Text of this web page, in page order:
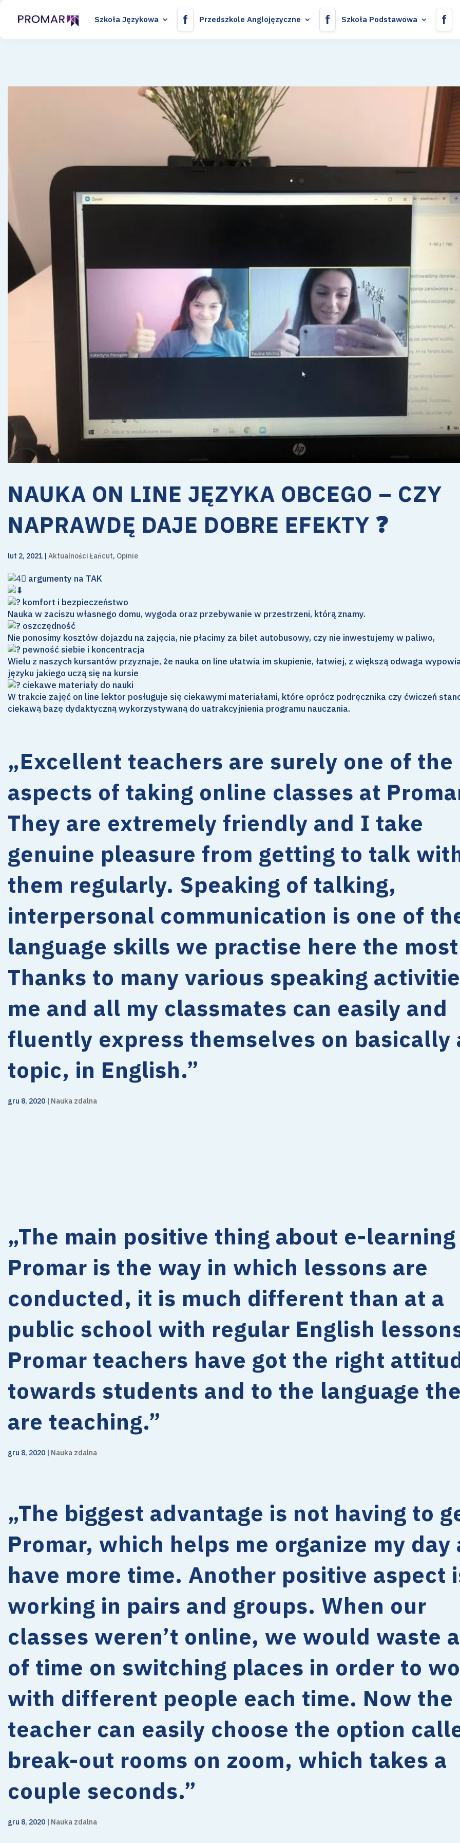
Szkoła Językowa f Przedszkole Anglojęzyczne f Szkoła Podstawowa f
NAUKA ON LINE JĘZYKA OBCEGO – CZY
NAPRAWDĘ DAJE DOBRE EFEKTY ❓
lut 2, 2021 | Aktualności Łańcut, Opinie
argumenty na TAK
komfort i bezpieczeństwo
Nauka w zaciszu własnego domu, wygoda oraz przebywanie w przestrzeni, którą znamy.
oszczędność
Nie ponosimy kosztów dojazdu na zajęcia, nie płacimy za bilet autobusowy, czy nie inwestujemy w paliwo,
pewność siebie i koncentracja
Wielu z naszych kursantów przyznaje, że nauka on line ułatwia im skupienie, łatwiej, z większą odwaga
języku jakiego uczą się na kursie
ciekawe materiały do nauki
W trakcie zajęć on line lektor posługuje się ciekawymi materiałami, które oprócz podręcznika czy ćwiczeń
ciekawą bazę dydaktyczną wykorzystywaną do uatrakcyjnienia programu nauczania.
„Excellent teachers are surely one of the
aspects of taking online classes at
They are extremely friendly and I take
genuine pleasure from getting to talk
them regularly. Speaking of talking,
interpersonal communication is one of
language skills we practise here the
Thanks to many various speaking
me and all my classmates can easily and
fluently express themselves on basically
topic, in English.”
gru 8, 2020 | Nauka zdalna
„The main positive thing about e-
Promar is the way in which lessons are
conducted, it is much different than at a
public school with regular English
Promar teachers have got the right
towards students and to the language
are teaching.”
gru 8, 2020 | Nauka zdalna
„The biggest advantage is not having to
Promar, which helps me organize my day
have more time. Another positive aspect
working in pairs and groups. When our
classes weren’t online, we would waste
of time on switching places in order to
with different people each time. Now the
teacher can easily choose the option
break-out rooms on zoom, which takes a
couple seconds.”
gru 8, 2020 | Nauka zdalna